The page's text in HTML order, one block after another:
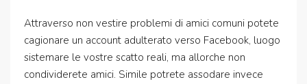
Attraverso non vestire problemi di amici comuni potete
cagionare un account adulterato verso Facebook, luogo
sistemare le vostre scatto reali, ma allorche non
condividerete amici. Simile potrete assodare invece